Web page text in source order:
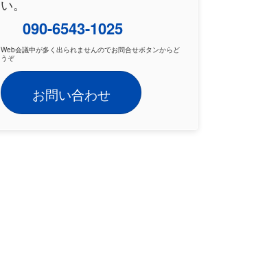
い。
090-6543-1025
Web会議中が多く出られませんのでお問合せボタンからど
うぞ
お問い合わせ